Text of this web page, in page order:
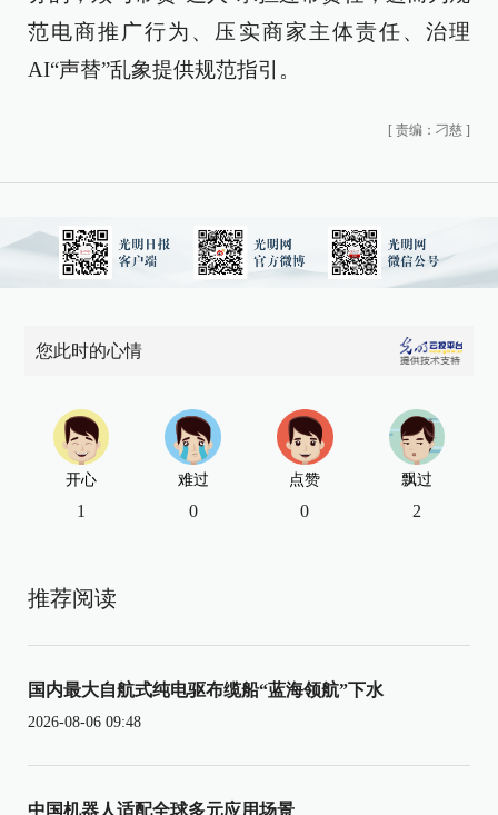
范电商推广行为、压实商家主体责任、治理
AI“声替”乱象提供规范指引。
[ 责编：刁慈 ]
您此时的心情
开心
1
难过
0
点赞
0
飘过
2
推荐阅读
国内最大自航式纯电驱布缆船“蓝海领航”下水
2026-08-06 09:48
中国机器人适配全球多元应用场景